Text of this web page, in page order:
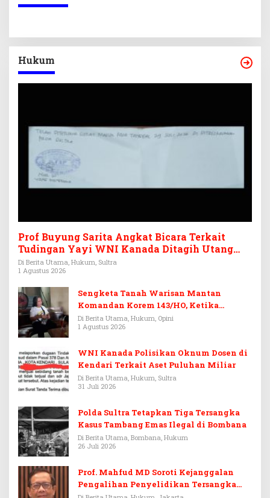
Hukum
Prof Buyung Sarita Angkat Bicara Terkait
Tudingan Yayi WNI Kanada Ditagih Utang
Rp3,6 Miliar
Di Berita Utama, Hukum, Sultra
1 Agustus 2026
Sengketa Tanah Warisan Mantan
Komandan Korem 143/HO, Ketika
Warisan Menjadi Arena Pemerasan
Di Berita Utama, Hukum, Opini
1 Agustus 2026
WNI Kanada Polisikan Oknum Dosen di
Kendari Terkait Aset Puluhan Miliar
Di Berita Utama, Hukum, Sultra
31 Juli 2026
Polda Sultra Tetapkan Tiga Tersangka
Kasus Tambang Emas Ilegal di Bombana
Di Berita Utama, Bombana, Hukum
26 Juli 2026
Prof. Mahfud MD Soroti Kejanggalan
Pengalihan Penyelidikan Tersangka